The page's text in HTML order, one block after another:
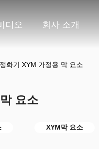
디오 회사 소개
화기 XYM 가정용 막 요소
요소
XYM막 요소